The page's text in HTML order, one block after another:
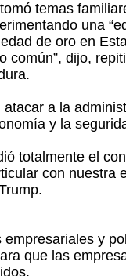
temas
una
de oro en
común”, dijo,
a la
y la
totalmente el
con nuestra
y
que las